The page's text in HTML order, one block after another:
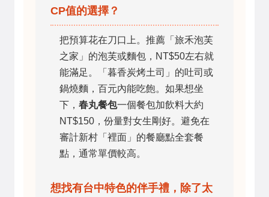
CP值的選擇？
把預算花在刀口上。推薦「旅禾泡芙
之家」的泡芙或麵包，NT$50左右就
能滿足。「暮香炭烤土司」的吐司或
鍋燒麵，百元內能吃飽。如果想坐
下， 春丸餐包一個餐包加飲料大約
NT$150，份量對女生剛好。避免在
審計新村「裡面」的餐廳點全套餐
點，通常單價較高。
想找有台中特色的伴手禮，除了太